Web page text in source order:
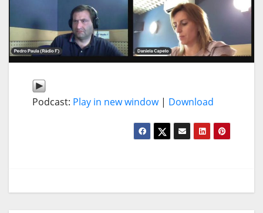
Podcast: Play in new window| Download